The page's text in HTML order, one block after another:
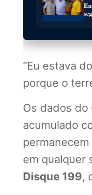
“Eu estava
porque o
Os dados do
acumulado
em qualquer
Disque 199,